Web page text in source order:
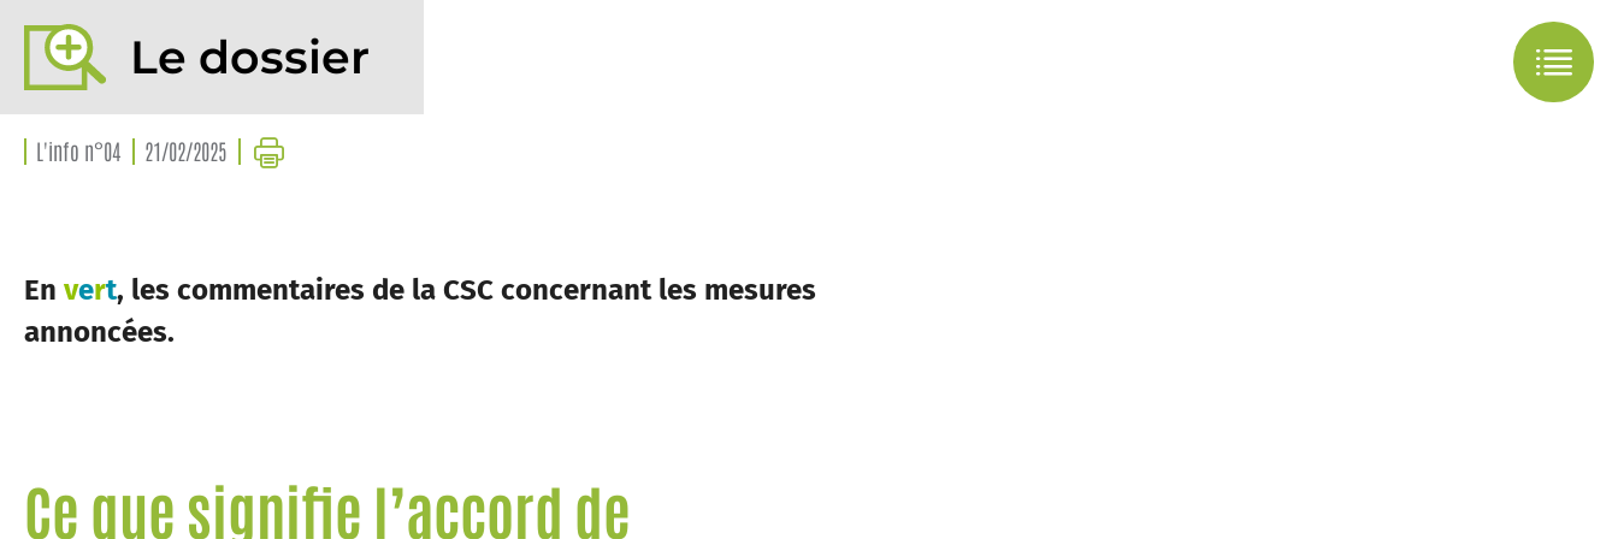
Le dossier
L'info n°04 21/02/2025
En vert, les commentaires de la CSC concernant les mesures
annoncées.
Ce que signifie l’accord de